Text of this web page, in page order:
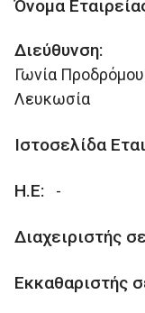
Όνομα
Διεύθυνση:
Γωνία
Λευκωσία
Ιστοσελίδα
Η.Ε: -
Διαχειριστής
Εκκαθαριστής